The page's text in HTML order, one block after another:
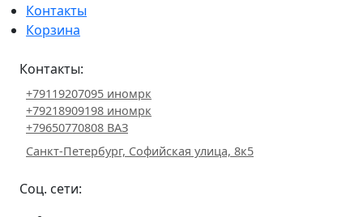
Контакты
Корзина
Контакты:
+79119207095 иномрк
+79218909198 иномрк
+79650770808 ВАЗ
Санкт-Петербург, Софийская улица, 8к5
Соц. сети: